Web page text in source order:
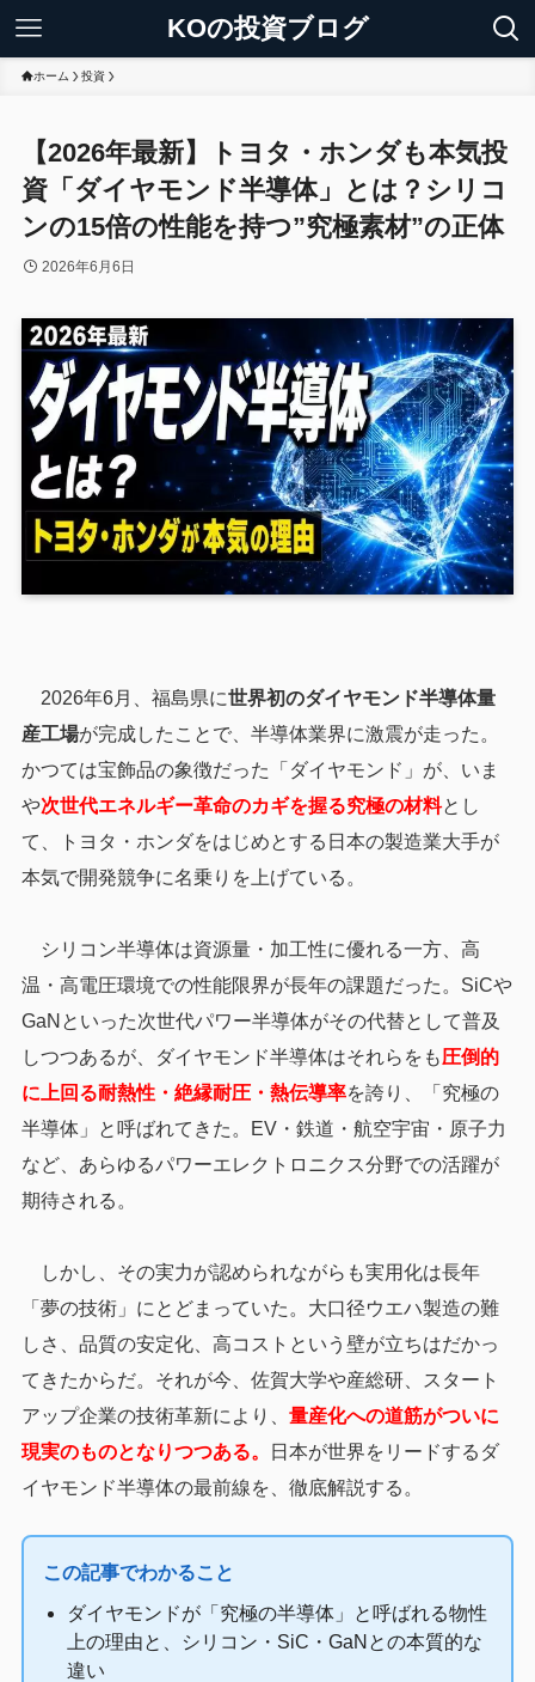
KOの投資ブログ
ホーム 投資
【2026年最新】トヨタ・ホンダも本気投
資「ダイヤモンド半導体」とは？シリコ
ンの15倍の性能を持つ”究極素材”の正体
2026年6月6日
2026年6月、福島県に世界初のダイヤモンド半導体量
産工場が完成したことで、半導体業界に激震が走った。
かつては宝飾品の象徴だった「ダイヤモンド」が、いま
や次世代エネルギー革命のカギを握る究極の材料とし
て、トヨタ・ホンダをはじめとする日本の製造業大手が
本気で開発競争に名乗りを上げている。
シリコン半導体は資源量・加工性に優れる一方、高
温・高電圧環境での性能限界が長年の課題だった。SiCや
GaNといった次世代パワー半導体がその代替として普及
しつつあるが、ダイヤモンド半導体はそれらをも圧倒的
に上回る耐熱性・絶縁耐圧・熱伝導率を誇り、「究極の
半導体」と呼ばれてきた。EV・鉄道・航空宇宙・原子力
など、あらゆるパワーエレクトロニクス分野での活躍が
期待される。
しかし、その実力が認められながらも実用化は長年
「夢の技術」にとどまっていた。大口径ウエハ製造の難
しさ、品質の安定化、高コストという壁が立ちはだかっ
てきたからだ。それが今、佐賀大学や産総研、スタート
アップ企業の技術革新により、 量産化への道筋がついに
現実のものとなりつつある。
日本が世界をリードするダ
イヤモンド半導体の最前線を、徹底解説する。
この記事でわかること
ダイヤモンドが「究極の半導体」と呼ばれる物性
上の理由と、シリコン・SiC・GaNとの本質的な
違い